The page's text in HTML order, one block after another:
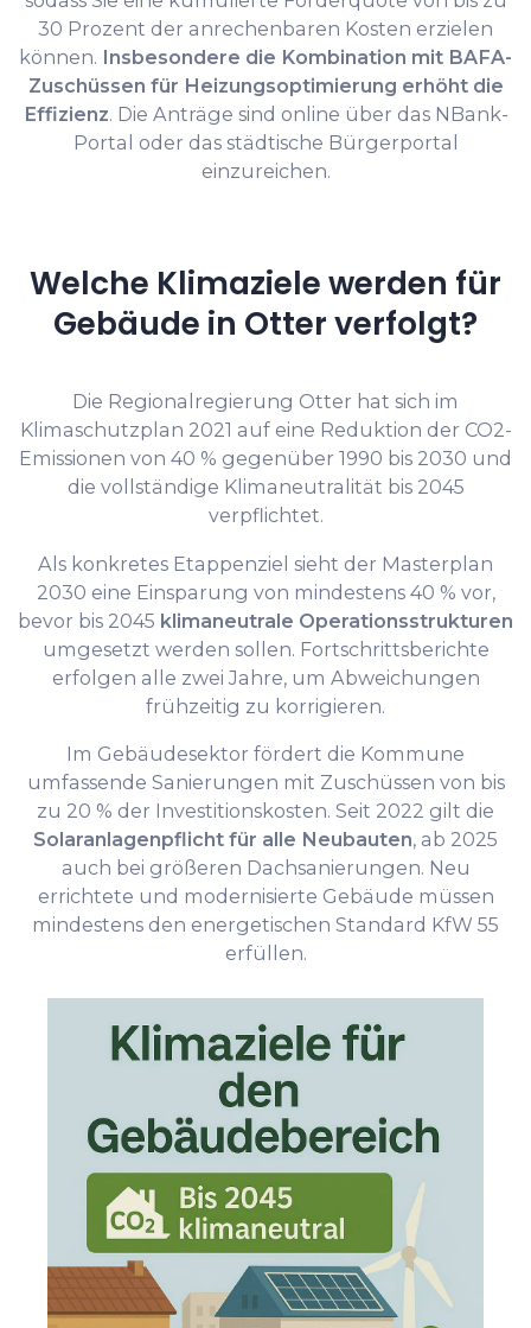
30 Prozent der anrechenbaren Kosten erzielen
können. Insbesondere die Kombination mit BAFA-
Zuschüssen für Heizungsoptimierung erhöht die
Effizienz. Die Anträge sind online über das NBank-
Portal oder das städtische Bürgerportal
einzureichen.
Welche Klimaziele werden für
Gebäude in Otter verfolgt?
Die Regionalregierung Otter hat sich im
Klimaschutzplan 2021 auf eine Reduktion der CO2-
Emissionen von 40 % gegenüber 1990 bis 2030 und
die vollständige Klimaneutralität bis 2045
verpflichtet.
Als konkretes Etappenziel sieht der Masterplan
2030 eine Einsparung von mindestens 40 % vor,
bevor bis 2045 klimaneutrale Operationsstrukturen
umgesetzt werden sollen. Fortschrittsberichte
erfolgen alle zwei Jahre, um Abweichungen
frühzeitig zu korrigieren.
Im Gebäudesektor fördert die Kommune
umfassende Sanierungen mit Zuschüssen von bis
zu 20 % der Investitionskosten. Seit 2022 gilt die
Solaranlagenpflicht für alle Neubauten, ab 2025
auch bei größeren Dachsanierungen. Neu
errichtete und modernisierte Gebäude müssen
mindestens den energetischen Standard KfW 55
erfüllen.